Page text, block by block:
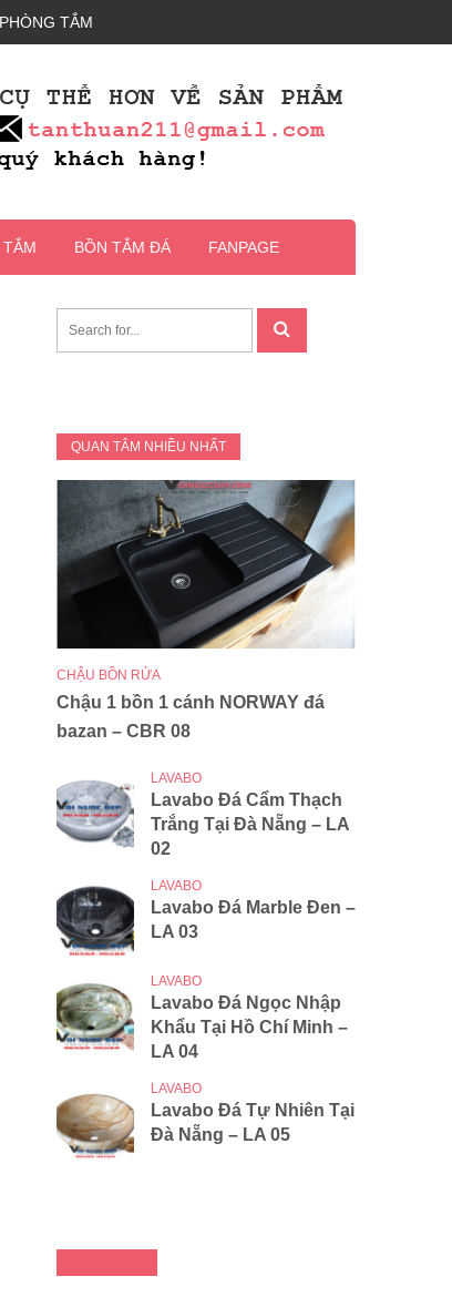
TẮM
TẮM BỒN TẮM ĐÁ FANPAGE
QUAN TÂM NHIỀU NHẤT
CHẬU BỒN RỬA
Chậu 1 bồn 1 cánh NORWAY đá
bazan – CBR 08
LAVABO
Lavabo Đá Cẩm Thạch
Trắng Tại Đà Nẵng – LA
02
LAVABO
Lavabo Đá Marble Đen –
LA 03
LAVABO
Lavabo Đá Ngọc Nhập
Khẩu Tại Hồ Chí Minh –
LA 04
LAVABO
Lavabo Đá Tự Nhiên Tại
Đà Nẵng – LA 05